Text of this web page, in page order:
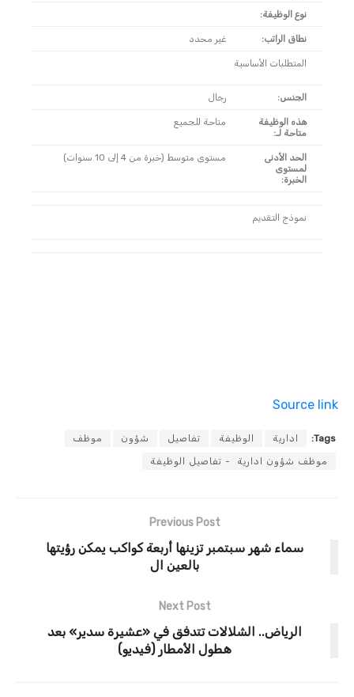
نوع الوظيفة:
نطاق الراتب: غير محدد
المتطلبات الأساسية
الجنس: رجال
هذه الوظيفة
متاحة لـ:
متاحة للجميع
الحد الأدنى
لمستوى
الخبرة:
مستوى متوسط (خبرة من 4 إلى 10 سنوات)
نموذج التقديم
Source link
Tags: ادارية الوظيفة تفاصيل شؤون موظف
موظف شؤون ادارية - تفاصيل الوظيفة
Previous Post
سماء شهر سبتمبر تزينها أربعة كواكب يمكن رؤيتها
بالعين ال
Next Post
الرياض.. الشلالات تتدفق في «عشيرة سدير» بعد
هطول الأمطار (فيديو)